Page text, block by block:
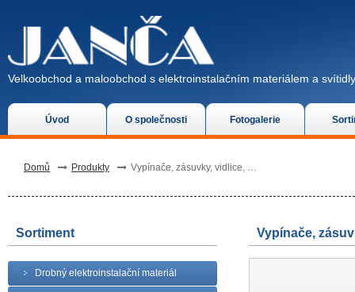
Úvod O společnosti Fotogalerie
Velkoobchod a maloobchod s elektroinstalačním materiálem a
Domů Produkty Vypínače, zásuvky, vidlice, …
Sortiment
Drobný elektroinstalační materiál
Vypínače,